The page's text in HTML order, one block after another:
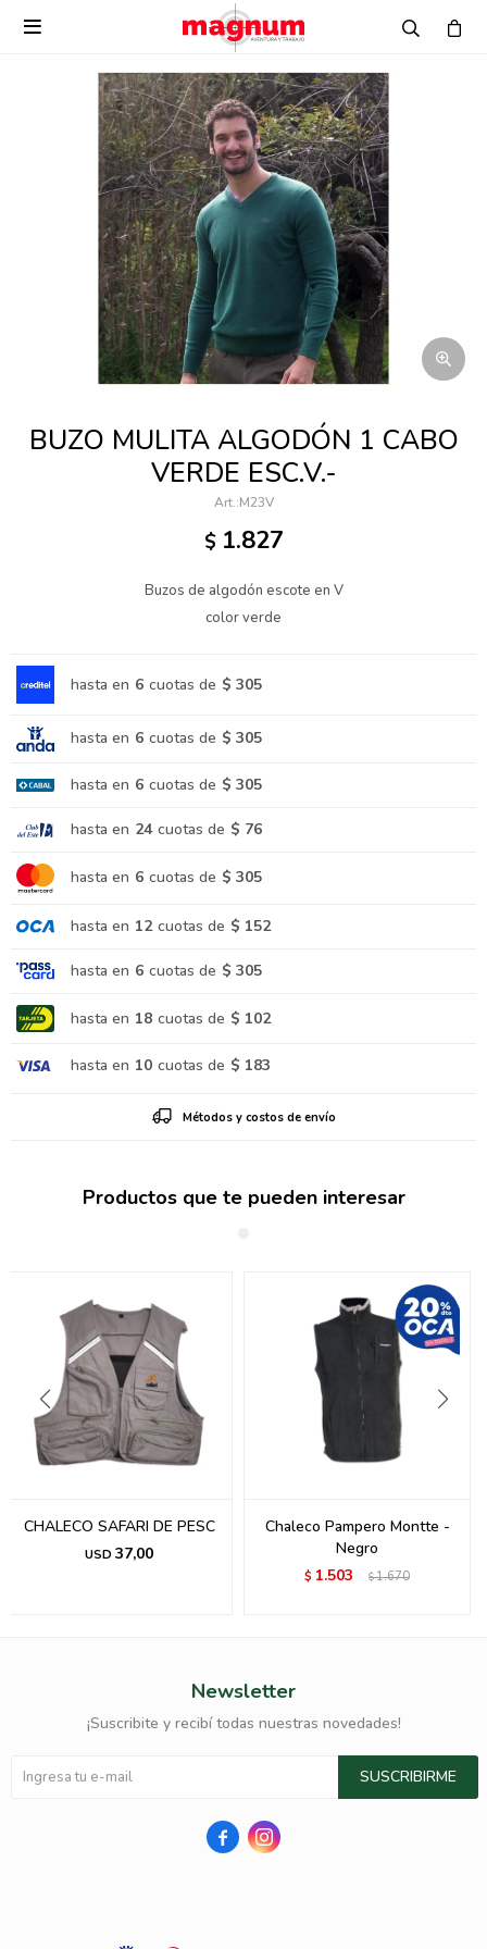

BUZO MULITA ALGODÓN 1 CABO
VERDE ESC.V.-
M23V
$ 1.827
Buzos de algodón escote en V
color verde
hasta en 6 cuotas de $ 305
hasta en 6 cuotas de $ 305
hasta en 6 cuotas de $ 305
hasta en 24 cuotas de $ 76
hasta en 6 cuotas de $ 305
hasta en 12 cuotas de $ 152
hasta en 6 cuotas de $ 305
hasta en 18 cuotas de $ 102
hasta en 10 cuotas de $ 183
Métodos y costos de envío
Productos que te pueden interesar
CHALECO SAFARI DE PESC
USD 37,00
Chaleco Pampero Montte -
Negro
$ 1.503 $1.670
Newsletter
¡Suscribite y recibí todas nuestras novedades!
SUSCRIBIRME
 